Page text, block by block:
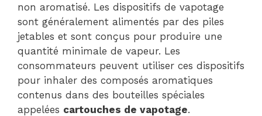
non aromatisé. Les dispositifs de vapotage
sont généralement alimentés par des piles
jetables et sont conçus pour produire une
quantité minimale de vapeur. Les
consommateurs peuvent utiliser ces dispositifs
pour inhaler des composés aromatiques
contenus dans des bouteilles spéciales
appelées cartouches de vapotage.